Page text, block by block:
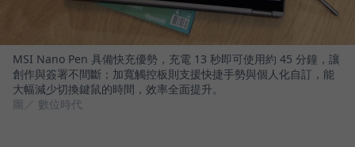
MSI Nano Pen 具備快充優勢，充電 13 秒即可使用約 45 分鐘，讓
創作與簽署不間斷；加寬觸控板則支援快捷手勢與個人化自訂，能
大幅減少切換鍵鼠的時間，效率全面提升。
圖／ 數位時代